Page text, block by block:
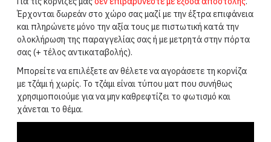
Έρχονται δωρεάν στο χώρο σας μαζί με την έξτρα επιφάνεια
και πληρώνετε μόνο την αξία τους με πιστωτική κατά την
ολοκλήρωση της παραγγελίας σας ή με μετρητά στην πόρτα
σας(+ τέλος αντικαταβολής).
Μπορείτε να επιλέξετε αν θέλετε να αγοράσετε τη κορνίζα
με τζάμι ή χωρίς. Το τζάμι είναι τύπου ματ που συνήθως
χρησιμοποιούμε για να μην καθρεφτίζει το φωτισμό και
χάνεται το θέμα.